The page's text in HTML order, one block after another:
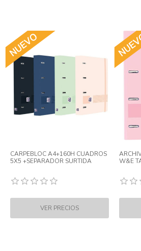
CARPEBLOC A4+160H CUADROS
5X5 +SEPARADOR SURTIDA
W&E